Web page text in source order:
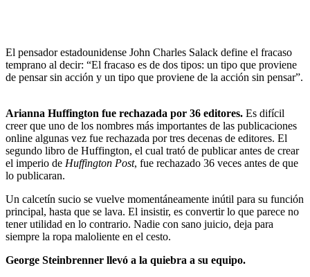
El pensador estadounidense John Charles Salack define el fracaso
temprano al decir: “El fracaso es de dos tipos: un tipo que proviene
de pensar sin acción y un tipo que proviene de la acción sin pensar”.
Arianna Huffington fue rechazada por 36 editores. Es difícil
creer que uno de los nombres más importantes de las publicaciones
online algunas vez fue rechazada por tres decenas de editores. El
segundo libro de Huffington, el cual trató de publicar antes de crear
el imperio de Huffington Post, fue rechazado 36 veces antes de que
lo publicaran.
Un calcetín sucio se vuelve momentáneamente inútil para su función
principal, hasta que se lava. El insistir, es convertir lo que parece no
tener utilidad en lo contrario. Nadie con sano juicio, deja para
siempre la ropa maloliente en el cesto.
George Steinbrenner llevó a la quiebra a su equipo.